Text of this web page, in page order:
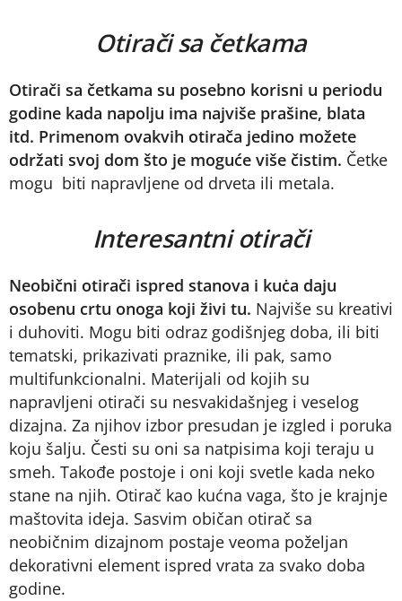
Otirači sa četkama
Otirači sa četkama su posebno korisni u periodu
godine kada napolju ima najviše prašine, blata
itd. Primenom ovakvih otirača jedino možete
održati svoj dom što je moguće više čistim. Četke
mogu biti napravljene od drveta ili metala.
Interesantni otirači
Neobični otirači ispred stanova i kuċa daju
osobenu crtu onoga koji živi tu. Najviše su kreativi
i duhoviti. Mogu biti odraz godišnjeg doba, ili biti
tematski, prikazivati praznike, ili pak, samo
multifunkcionalni. Materijali od kojih su
napravljeni otirači su nesvakidašnjeg i veselog
dizajna. Za njihov izbor presudan je izgled i poruka
koju šalju. Česti su oni sa natpisima koji teraju u
smeh. Takođe postoje i oni koji svetle kada neko
stane na njih. Otirač kao kućna vaga, što je krajnje
maštovita ideja. Sasvim običan otirač sa
neobičnim dizajnom postaje veoma poželjan
dekorativni element ispred vrata za svako doba
godine.